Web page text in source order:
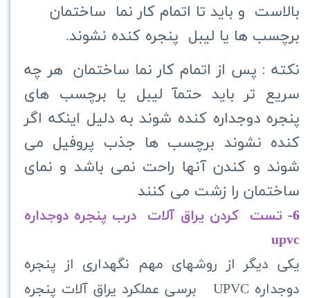
بالاست و باید تا اتمام کار نما ساختمان
برچسب ها یا لیبل پنجره کنده نشوند.
نکته : پس از اتمام کار نما ساختمان هر چه
سریع تر باید حتمآ لیبل یا برچسب های
پنجره دوجداره کنده شوند به دلیل اینکه اگر
کنده نشوند برچسب ها جذب پروفیل می
شوند و کندن آنها راحت نمی باشد و نمای
ساختمان را زشت می کنند
6- تست کردن یراق آلات درب پنجره دوجداره
upvc
یکی دیگر از روشهای مهم نگهداری از پنجره
دوجداره UPVC برسی عملکرد یراق آلات پنجره